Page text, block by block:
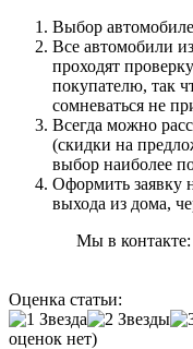
Выбор
Все автомобили
проходят
покупателю, так
сомневаться не
Всегда можно
(скидки на
выбор наиболее
Оформить заявку
выхода из дома,
Мы в контакте:
Оценка статьи:
оценок нет)